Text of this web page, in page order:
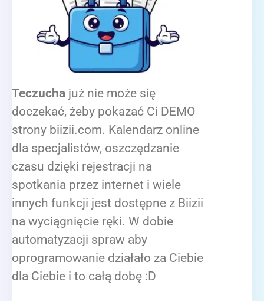
Teczucha już nie może się
doczekać, żeby pokazać Ci DEMO
strony biizii.com. Kalendarz online
dla specjalistów, oszczędzanie
czasu dzięki rejestracji na
spotkania przez internet i wiele
innych funkcji jest dostępne z Biizii
na wyciągnięcie ręki. W dobie
automatyzacji spraw aby
oprogramowanie działało za Ciebie
dla Ciebie i to całą dobę :D